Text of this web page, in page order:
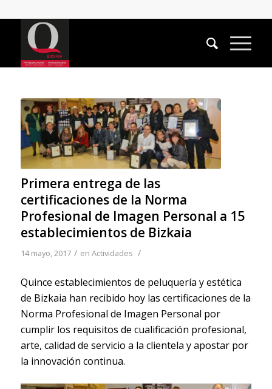
Primera entrega de las
certificaciones de la Norma
Profesional de Imagen Personal a 15
establecimientos de Bizkaia
14 mayo, 2017 / en Actividades /
Quince establecimientos de peluquería y estética
de Bizkaia han recibido hoy las certificaciones de la
Norma Profesional de Imagen Personal por
cumplir los requisitos de cualificación profesional,
arte, calidad de servicio a la clientela y apostar por
la innovación continua.